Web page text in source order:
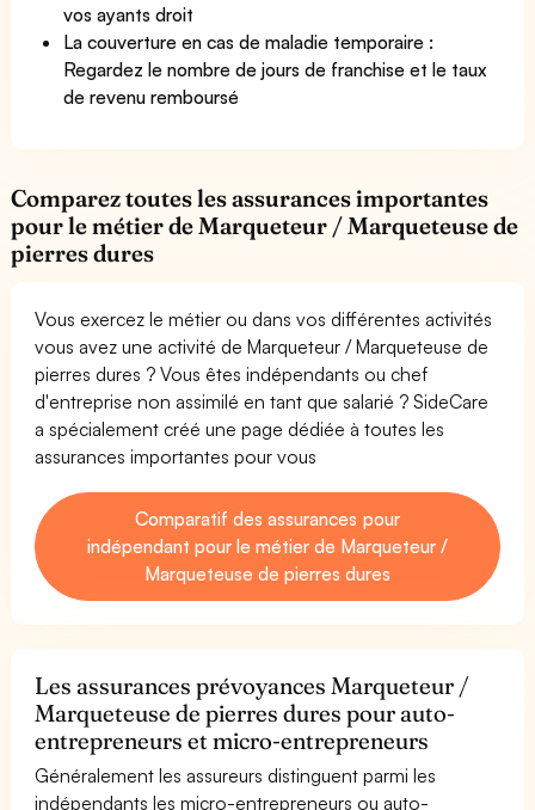
vos ayants droit
La couverture en cas de maladie temporaire :
Regardez le nombre de jours de franchise et le taux
de revenu remboursé
Comparez toutes les assurances importantes
pour le métier de Marqueteur / Marqueteuse de
pierres dures
Vous exercez le métier ou dans vos différentes activités
vous avez une activité de Marqueteur / Marqueteuse de
pierres dures ? Vous êtes indépendants ou chef
d'entreprise non assimilé en tant que salarié ? SideCare
a spécialement créé une page dédiée à toutes les
assurances importantes pour vous
Comparatif des assurances pour
indépendant pour le métier de Marqueteur /
Marqueteuse de pierres dures
Les assurances prévoyances Marqueteur /
Marqueteuse de pierres dures pour auto-
entrepreneurs et micro-entrepreneurs
Généralement les assureurs distinguent parmi les
indépendants les micro-entrepreneurs ou auto-